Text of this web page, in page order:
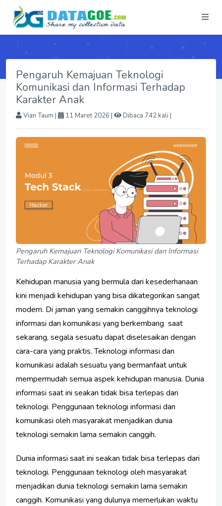
Pengaruh Kemajuan Teknologi
Komunikasi dan Informasi Terhadap
Karakter Anak
Vian Taum | 11 Maret 2026 | Dibaca 742 kali |
Pengaruh Kemajuan Teknologi Komunikasi dan Informasi
Terhadap Karakter Anak
Kehidupan manusia yang bermula dari kesederhanaan
kini menjadi kehidupan yang bisa dikategorikan sangat
modern. Di jaman yang semakin canggihnya teknologi
informasi dan komunikasi yang berkembang saat
sekarang, segala sesuatu dapat diselesaikan dengan
cara-cara yang praktis. Teknologi informasi dan
komunikasi adalah sesuatu yang bermanfaat untuk
mempermudah semua aspek kehidupan manusia. Dunia
informasi saat ini seakan tidak bisa terlepas dari
teknologi. Penggunaan teknologi informasi dan
komunikasi oleh masyarakat menjadikan dunia
teknologi semakin lama semakin canggih.
Dunia informasi saat ini seakan tidak bisa terlepas dari
teknologi. Penggunaan teknologi oleh masyarakat
menjadikan dunia teknologi semakin lama semakin
canggih. Komunikasi yang dulunya memerlukan waktu